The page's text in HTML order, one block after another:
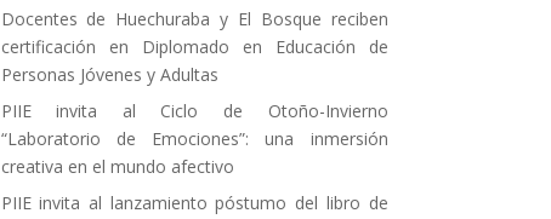
Docentes de Huechuraba y El Bosque reciben
certificación en Diplomado en Educación de
Personas Jóvenes y Adultas
PIIE invita al Ciclo de Otoño-Invierno
“Laboratorio de Emociones”: una inmersión
creativa en el mundo afectivo
PIIE invita al lanzamiento póstumo del libro de